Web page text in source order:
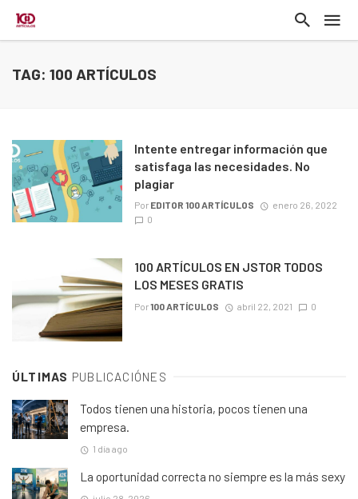
TAG: 100 ARTÍCULOS
Intente entregar información que
satisfaga las necesidades. No
plagiar
Por EDITOR 100 ARTÍCULOS
enero 26, 2022
0
100 ARTÍCULOS EN JSTOR TODOS
LOS MESES GRATIS
Por100 ARTÍCULOS abril 22, 2021 0
ÚLTIMAS PUBLICACIÓNES
Todos tienen una historia, pocos tienen una
empresa.
1 día ago
La oportunidad correcta no siempre es la más sexy